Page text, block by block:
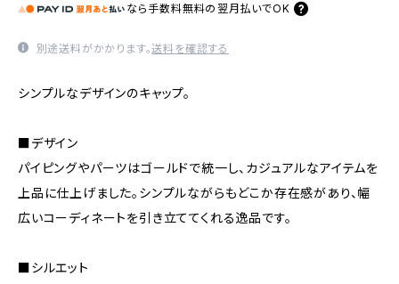
なら 手数料無料の 翌月払いでOK
別途送料がかかります。送料を確認する
シンプルなデザインのキャップ。
■デザイン
パイピングやパーツはゴールドで統一し、カジュアルなアイテムを
上品に仕上げました。シンプルながらもどこか存在感があり、幅
広いコーディネートを引き立ててくれる逸品です。
■シルエット